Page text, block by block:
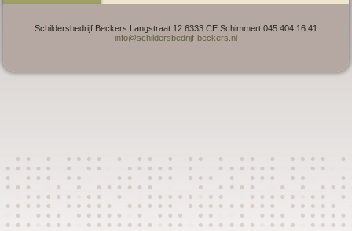
Schildersbedrijf Beckers Langstraat 12 6333 CE Schimmert 045 404 16 41
info@schildersbedrijf-beckers.nl